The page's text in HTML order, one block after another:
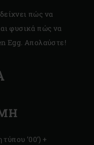
πώς να
φυσικά πώς να
Egg. Απολαύστε!
’00’) +